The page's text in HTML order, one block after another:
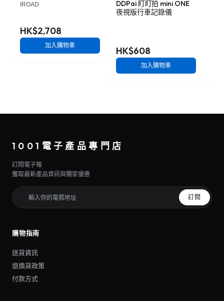
IROAD
HK$2,708
加入購物車
DDPai 盯盯拍 mini ONE
夜視版行車記錄儀
HK$608
加入購物車
1001電子產品專門店
訂閱電子報
獲取最新產品資訊與獨家優惠
訂閱
購物指南
送貨資訊
退換貨政策
付款方式